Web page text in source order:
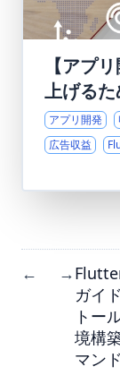
【アプ
上げる
アプリ開発
広告収益
← →
ガイ
トー
境構
マン